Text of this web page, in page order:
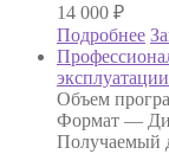
14 000 ₽
Подробнее
Объем
Формат —
Получаемый